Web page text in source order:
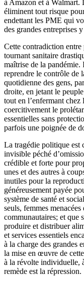
à Amazon et à Walmart.
éliminent tout risque
endettant les PME qui
des grandes entreprises
Cette contradiction entre
tournant sanitaire
maîtrise de la
reprendre le contrôle de
quotidienne des gens,
droite, en jetant le
tout en l’enfermant
coercitivement le
essentielles sans
parfois une poignée de
La tragédie politique est
invisible péché
crédible et forte pour
unes et des autres à
inutiles pour la
généreusement payée
système de santé et
seuls, femmes
communautaires; et que
produire et distribuer
et services essentiels
à la charge des grandes
la mise en œuvre de
à la révolte individuelle,
remède est la répression.